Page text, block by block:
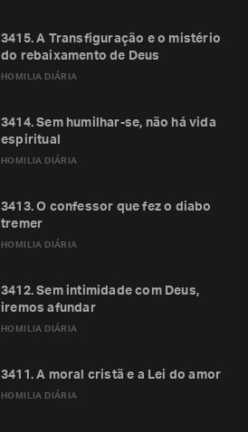
HOMILIA DIÁRIA
3415. A Transfiguração e o mistério
do rebaixamento de Deus
HOMILIA DIÁRIA
3414. Sem humilhar-se, não há vida
espiritual
HOMILIA DIÁRIA
3413. O confessor que fez o diabo
tremer
HOMILIA DIÁRIA
3412. Sem intimidade com Deus,
iremos afundar
HOMILIA DIÁRIA
3411. A moral cristã e a Lei do amor